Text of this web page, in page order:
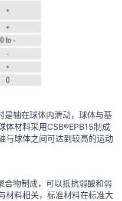
是轴在球体内滑动，球体与基
体材料采用CSB®EPB15制成
与球体之间可达到较高的运动
合物制成，可以抵抗弱酸和弱
材料相关，标准材料在标准大